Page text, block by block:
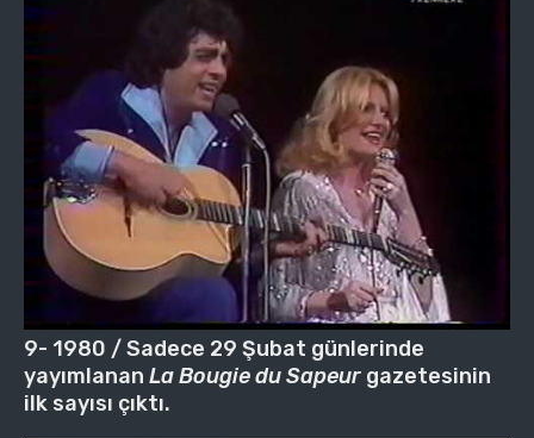
9- 1980 / Sadece 29 Şubat günlerinde
yayımlanan La Bougie du Sapeur gazetesinin
ilk sayısı çıktı.